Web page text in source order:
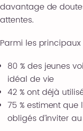
davantage de
attentes.
Parmi les
80 % des jeunes
idéal de vie
42 % ont déjà
75 % estiment
obligés d’inviter